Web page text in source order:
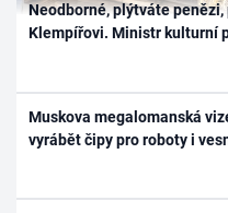
Neodborné, plýtváte
Klempířovi. Ministr kulturní
Muskova megalomanská
vyrábět čipy pro roboty i